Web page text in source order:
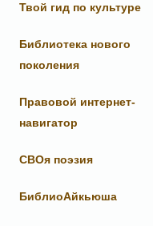
Твой гид по культуре
Библиотека нового
поколения
Правовой интернет-
навигатор
СВОя поэзия
БиблиоАйкьюша